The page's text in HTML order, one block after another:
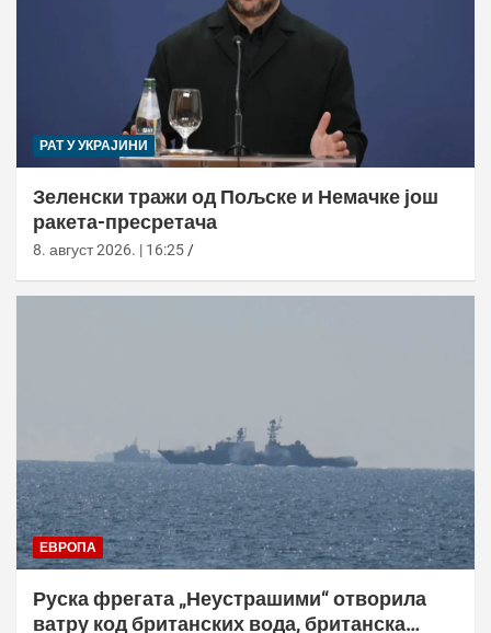
РАТ У УКРАЈИНИ
Зеленски тражи од Пољске и Немачке још
ракета-пресретача
8. август 2026. | 16:25
ЕВРОПА
Руска фрегата „Неустрашими“ отворила
ватру код британских вода, британска